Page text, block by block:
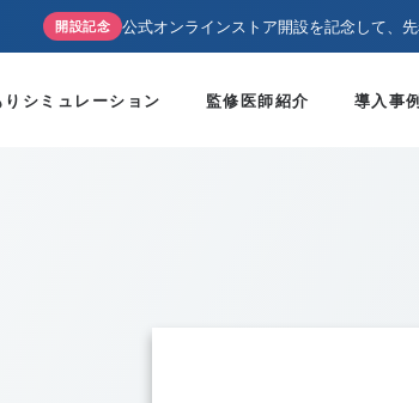
開設記念 公式オンラインストア開設を記念して、
りシミュレーション 監修医師紹介 導入事例